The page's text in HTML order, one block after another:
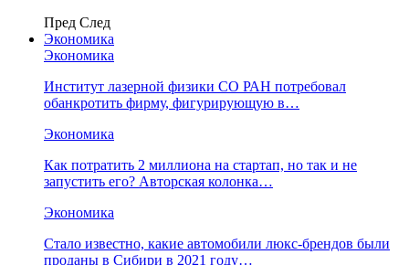
Пред След
Экономика
Экономика
Институт лазерной физики СО РАН потребовал
обанкротить фирму, фигурирующую в…
Экономика
Как потратить 2 миллиона на стартап, но так и не
запустить его? Авторская колонка…
Экономика
Стало известно, какие автомобили люкс-брендов были
проданы в Сибири в 2021 году…